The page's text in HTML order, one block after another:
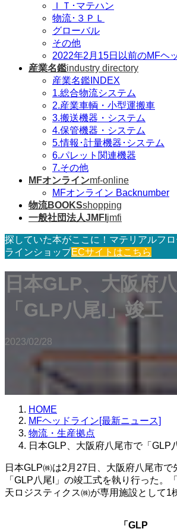
ＩＴ･マテハン
物流･３ＰＬ
グローバル
その他
2022年2月15日以前のMFヘ
産業名鑑industry directory
産業名鑑INDEX
1.総合物流システム
2.産業車輌・小型運搬車
3.搬送機器・システム
4.保管機器・システム
5.情報･計量機器･システム
6.パレット関連機器
7.その他
MFオンラインmf-online
MFオンライン Backnumber
物流BOOKSshopping
一般社団法人JMFI jmfi
探していた本がここに！マテリアルフ
ラインショップECサイトはこちら
日本GLP、大阪府
「GLP八尾I」竣工
2023/02/28
HOME
MFヘッドライン[最新ニュース]
物流・生産拠点
日本GLP、大阪府八尾市で「GLP
日本GLP㈱は2月27日、大阪府八尾市で
「GLP八尾I」の竣工式を執り行った。
天ロジスティクス㈱が専用施設として1
「GLP